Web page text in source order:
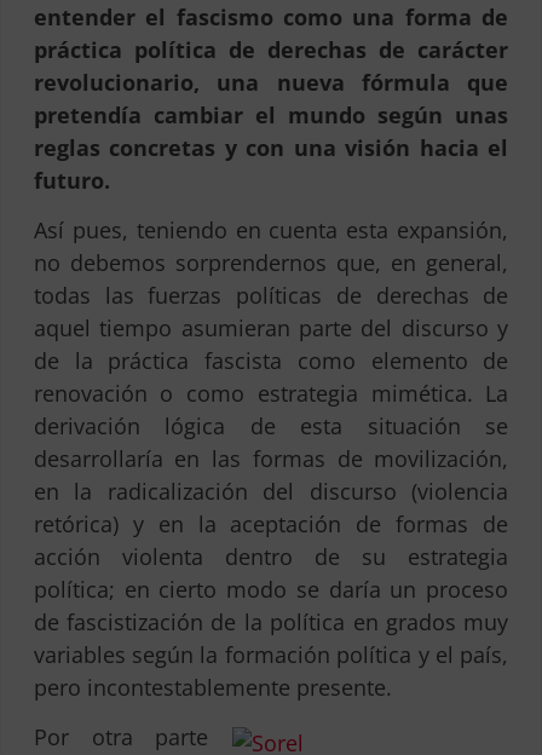
entender el fascismo como una forma de
práctica política de derechas de carácter
revolucionario, una nueva fórmula que
pretendía cambiar el mundo según unas
reglas concretas y con una visión hacia el
futuro.
Así pues, teniendo en cuenta esta expansión,
no debemos sorprendernos que, en general,
todas las fuerzas políticas de derechas de
aquel tiempo asumieran parte del discurso y
de la práctica fascista como elemento de
renovación o como estrategia mimética. La
derivación lógica de esta situación se
desarrollaría en las formas de movilización,
en la radicalización del discurso (violencia
retórica) y en la aceptación de formas de
acción violenta dentro de su estrategia
política; en cierto modo se daría un proceso
de fascistización de la política en grados muy
variables según la formación política y el país,
pero incontestablemente presente.
Por otra parte